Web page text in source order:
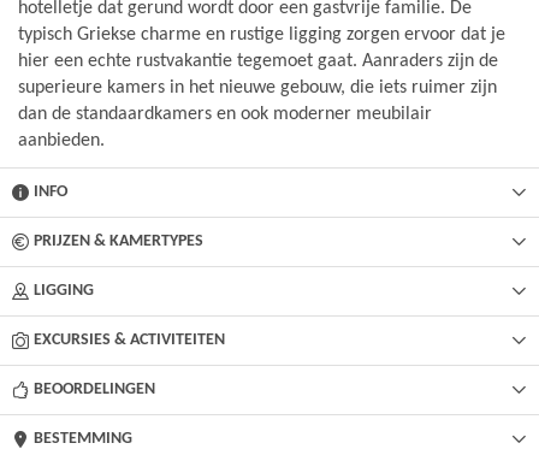
hotelletje dat gerund wordt door een gastvrije familie. De
typisch Griekse charme en rustige ligging zorgen ervoor dat je
hier een echte rustvakantie tegemoet gaat. Aanraders zijn de
superieure kamers in het nieuwe gebouw, die iets ruimer zijn
dan de standaardkamers en ook moderner meubilair
aanbieden.
INFO
PRIJZEN & KAMERTYPES
LIGGING
EXCURSIES & ACTIVITEITEN
BEOORDELINGEN
BESTEMMING